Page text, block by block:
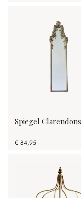
Spiegel Clarendons
€ 84,95